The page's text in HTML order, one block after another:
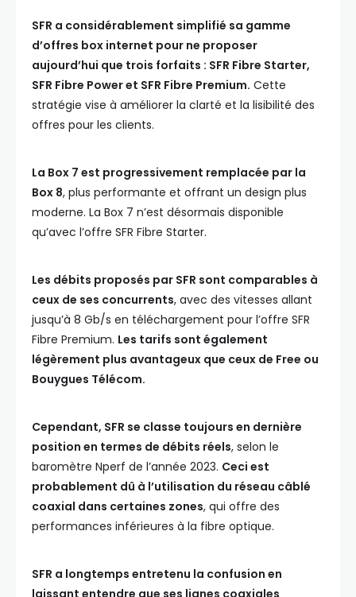
SFR a considérablement simplifié sa gamme
d’offres box internet pour ne proposer
aujourd’hui que trois forfaits : SFR Fibre Starter,
SFR Fibre Power et SFR Fibre Premium. Cette
stratégie vise à améliorer la clarté et la lisibilité des
offres pour les clients.
La Box 7 est progressivement remplacée par la
Box 8, plus performante et offrant un design plus
moderne. La Box 7 n’est désormais disponible
qu’avec l’offre SFR Fibre Starter.
Les débits proposés par SFR sont comparables à
ceux de ses concurrents, avec des vitesses allant
jusqu’à 8 Gb/s en téléchargement pour l’offre SFR
Fibre Premium. Les tarifs sont également
légèrement plus avantageux que ceux de Free ou
Bouygues Télécom.
Cependant, SFR se classe toujours en dernière
position en termes de débits réels, selon le
baromètre Nperf de l’année 2023. Ceci est
probablement dû à l’utilisation du réseau câblé
coaxial dans certaines zones, qui offre des
performances inférieures à la fibre optique.
SFR a longtemps entretenu la confusion en
laissant entendre que ses lignes coaxiales